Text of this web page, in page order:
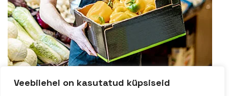
Veebilehel on kasutatud küpsiseid
veebruar 3, 2015